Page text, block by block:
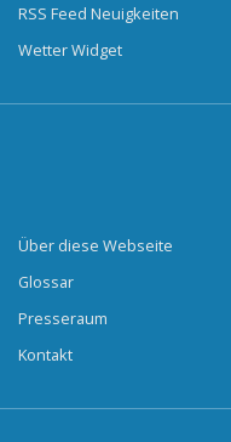
RSS Feed Neuigkeiten
Wetter Widget
Über diese Webseite
Glossar
Presseraum
Kontakt